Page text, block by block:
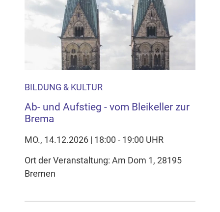
BILDUNG & KULTUR
Ab- und Aufstieg - vom Bleikeller zur
Brema
MO., 14.12.2026 | 18:00 - 19:00 UHR
Ort der Veranstaltung: Am Dom 1, 28195
Bremen